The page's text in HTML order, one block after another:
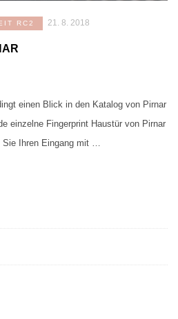
RC2 21. 8. 2018
einen Blick in den Katalog von Pirnar
einzelne Fingerprint Haustür von Pirnar
Sie Ihren Eingang mit …